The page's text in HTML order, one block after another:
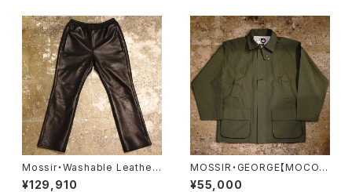
Mossir・Washable Leather
Pants ‘‘LALK’’【MOPT022】
¥129,910
MOSSIR・GEORGE【MOCO0
06】
¥55,000